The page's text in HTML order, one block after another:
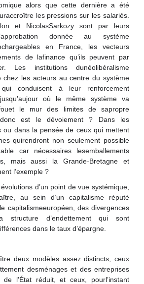
alors que cette dernière a été
les pressions sur les salariés.
et NicolasSarkozy sont par leurs
donnée au système
en France, les vecteurs
de lafinance qu’ils peuvent par
Les institutions dunéolibéralisme
chez les acteurs au centre du système
qui conduisent à leur renforcement
où le même système va
le mur des limites de sapropre
est le dévoiement ? Dans les
ou dans la pensée de ceux qui mettent
quirendront non seulement possible
car nécessaires lesemballements
mais aussi la Grande-Bretagne et
l’exemple ?
d’un point de vue systémique,
au sein d’un capitalisme réputé
capitalismeeuropéen, des divergences
structure d’endettement qui sont
dans le taux d’épargne.
deux modèles assez distincts, ceux
desménages et des entreprises
l’État réduit, et ceux, pourl’instant